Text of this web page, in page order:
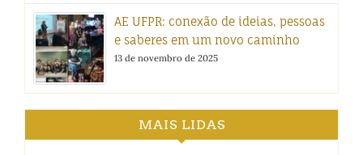
AE UFPR: conexão de ideias, pessoas
e saberes em um novo caminho
13 de novembro de 2025
MAIS LIDAS